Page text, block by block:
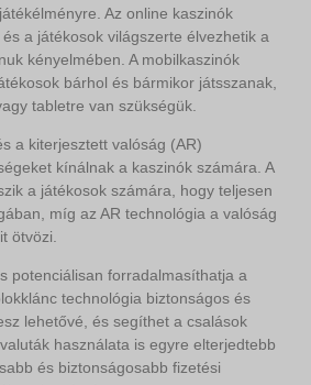
Az online kaszinók
a játékosok világszerte élvezhetik a
kényelmében. A mobilkaszinók
bárhol és bármikor játsszanak,
tabletre van szükségük.
a kiterjesztett valóság (AR)
kínálnak a kaszinók számára. A
a játékosok számára, hogy teljesen
míg az AR technológia a valóság
ötvözi.
potenciálisan forradalmasíthatja a
technológia biztonságos és
lehetővé, és segíthet a csalások
használata is egyre elterjedtebb
és biztonságosabb fizetési